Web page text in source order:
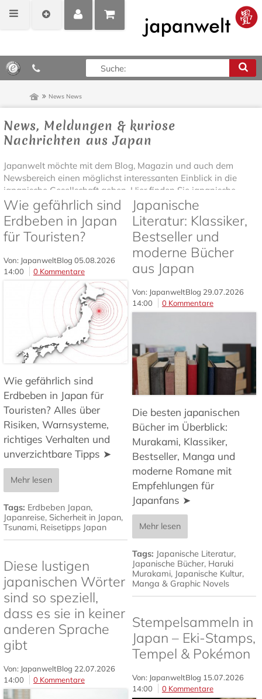
MEIN
POSITIONEN
ANZEIGEN
0,00 €*
News News
News, Meldungen & kuriose
Nachrichten aus Japan
Japanwelt möchte mit dem Blog, Magazin und auch dem
Newsbereich einen möglichst interessanten Einblick in die
japanische Gesellschaft geben. Hier finden Sie japanische...
Wie gefährlich sind
Erdbeben in Japan
für Touristen?
Von: JapanweltBlog 05.08.2026
14:00
0 Kommentare
Wie gefährlich sind
Erdbeben in Japan für
Touristen? Alles über
Risiken, Warnsysteme,
richtiges Verhalten und
unverzichtbare Tipps ➤
Mehr lesen
Tags: Erdbeben Japan,
Japanreise, Sicherheit in Japan,
Tsunami, Reisetipps Japan
Japanische
Literatur: Klassiker,
Bestseller und
moderne Bücher
aus Japan
Von: JapanweltBlog 29.07.2026
14:00
0 Kommentare
Die besten japanischen
Bücher im Überblick:
Murakami, Klassiker,
Bestseller, Manga und
moderne Romane mit
Empfehlungen für
Japanfans ➤
Mehr lesen
Tags: Japanische Literatur,
Japanische Bücher, Haruki
Murakami, Japanische Kultur,
Manga & Graphic Novels
Diese lustigen
japanischen Wörter
sind so speziell,
dass es sie in keiner
anderen Sprache
gibt
Von: JapanweltBlog 22.07.2026
14:00
0 Kommentare
Stempelsammeln in
Japan – Eki-Stamps,
Tempel & Pokémon
Von: JapanweltBlog 15.07.2026
14:00
0 Kommentare